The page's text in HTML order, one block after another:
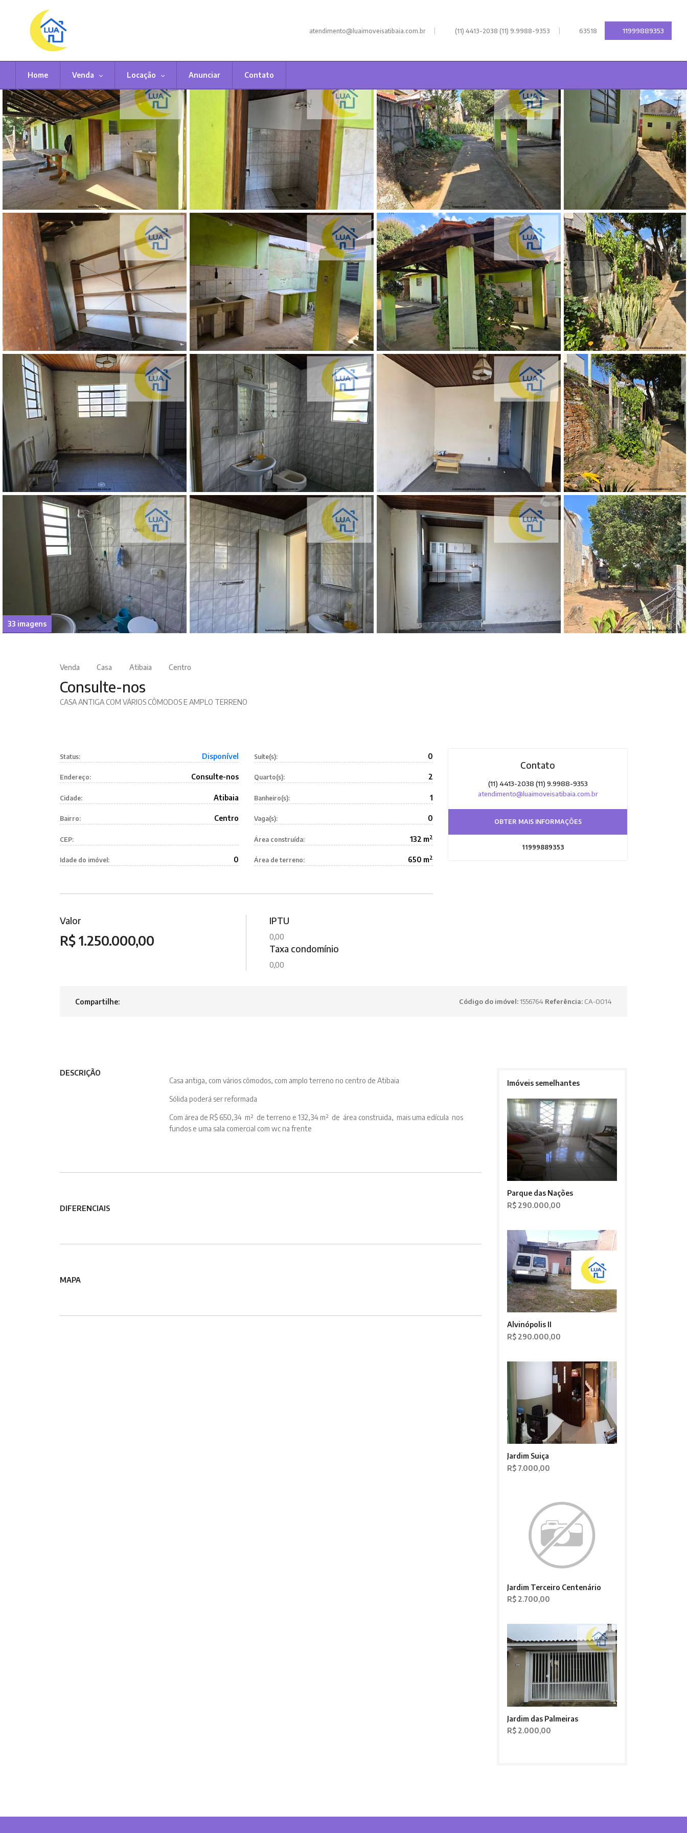
atendimento@luaimoveisatibaia.com.br | (11) 4413-2038 (11) 9.9988-9353 | 63518 11999889353
Home Venda Locação Anunciar Contato
33 imagens
Venda Casa Atibaia Centro
Consulte-nos
CASA ANTIGA COM VÁRIOS CÔMODOS E AMPLO TERRENO
Status: Disponível
Endereço: Consulte-nos
Cidade: Atibaia
Bairro: Centro
CEP:
Idade do imóvel: 0
Suíte(s): 0
Quarto(s): 2
Banheiro(s): 1
Vaga(s): 0
Área construída: 132 m2
Área de terreno: 650 m2
Valor
R$ 1.250.000,00
IPTU
0,00
Taxa condomínio
0,00
Contato
(11) 4413-2038 (11) 9.9988-9353
atendimento@luaimoveisatibaia.com.br
OBTER MAIS INFORMAÇÕES
11999889353
Compartilhe: Código do imóvel:1556764 Referência: CA-0014
DESCRIÇÃO
Casa antiga, com vários cômodos, com amplo terreno no centro de Atibaia
Sólida poderá ser reformada
Com área de R$ 650,34 m² de terreno e 132,34 m² de área construida, mais uma edícula nos
fundos e uma sala comercial com wc na frente
DIFERENCIAIS
MAPA
Imóveis semelhantes
Parque das Nações
R$ 290.000,00
Alvinópolis II
R$ 290.000,00
Jardim Suiça
R$ 7.000,00
Jardim Terceiro Centenário
R$ 2.700,00
Jardim das Palmeiras
R$ 2.000,00